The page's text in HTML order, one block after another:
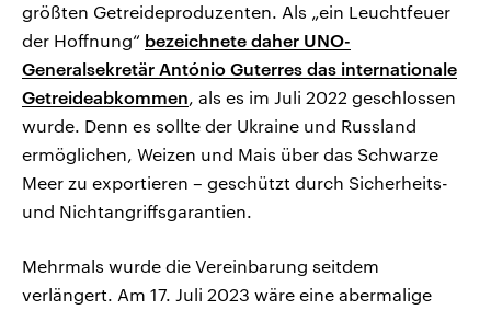
größten Getreideproduzenten. Als „ein Leuchtfeuer
der Hoffnung“ bezeichnete daher UNO-
Generalsekretär António Guterres das internationale
Getreideabkommen, als es im Juli 2022 geschlossen
wurde. Denn es sollte der Ukraine und Russland
ermöglichen, Weizen und Mais über das Schwarze
Meer zu exportieren – geschützt durch Sicherheits-
und Nichtangriffsgarantien.
Mehrmals wurde die Vereinbarung seitdem
verlängert. Am 17. Juli 2023 wäre eine abermalige